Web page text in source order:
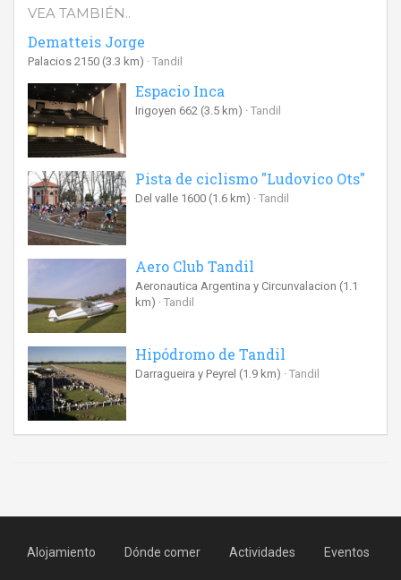
VEA TAMBIÉN..
Dematteis Jorge
Palacios 2150 (3.3 km) Tandil
Espacio Inca
Irigoyen 662 (3.5 km) Tandil
Pista de ciclismo "Ludovico Ots"
Del valle 1600 (1.6 km) Tandil
Aero Club Tandil
Aeronautica Argentina y Circunvalacion (1.1
km)
Tandil
Hipódromo de Tandil
Darragueira y Peyrel (1.9 km) Tandil
Alojamiento Dónde comer Actividades Eventos